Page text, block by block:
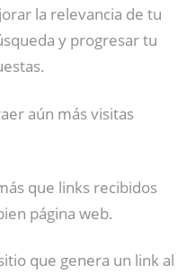
la relevancia de tu
y progresar tu
aún más visitas
que links recibidos
página web.
que genera un link al